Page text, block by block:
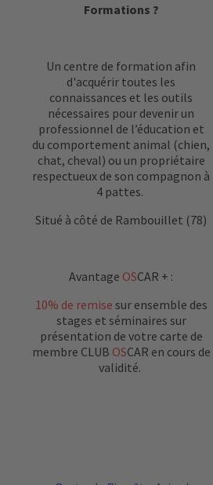
Formations ?
Un centre de formation afin
d'acquérir toutes les
connaissances et les outils
nécessaires pour devenir un
professionnel de l’éducation et
du comportement animal (chien,
chat, cheval) ou un propriétaire
respectueux de son compagnon à
4 pattes.
Situé à côté de Rambouillet (78)
Avantage OSCAR + :
10% de remise sur ensemble des
stages et séminaires sur
présentation de votre carte de
membre CLUB OSCAR en cours de
validité.